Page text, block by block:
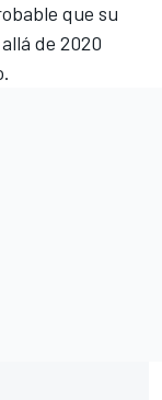
que su
de 2020